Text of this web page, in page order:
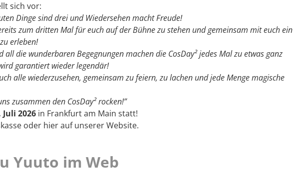
sich vor:
Dinge sind drei und Wiedersehen macht Freude!
zum dritten Mal für euch auf der Bühne zu stehen und gemeinsam mit euch ein
erleben!
all die wunderbaren Begegnungen machen die CosDay² jedes Mal zu etwas ganz
garantiert wieder legendär!
alle wiederzusehen, gemeinsam zu feiern, zu lachen und jede Menge magische
zusammen den CosDay² rocken!”
Juli 2026in Frankfurt am Main statt!
oder hier auf unserer Website.
Yuuto im Web